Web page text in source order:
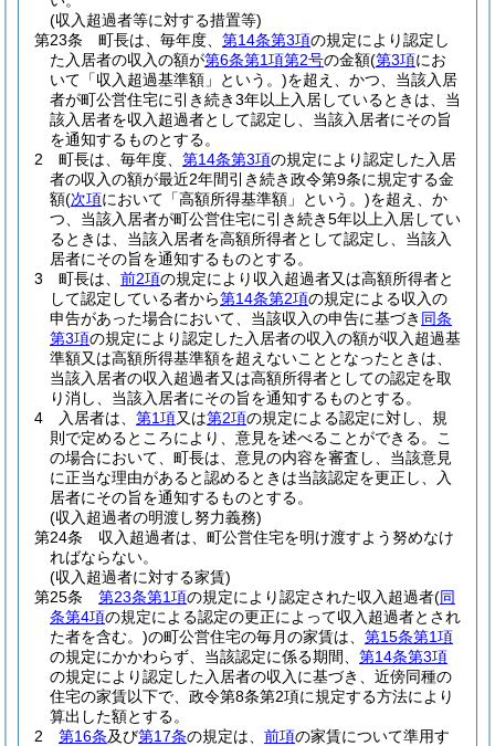
(収入超過者等に対する措置等)
第23条
町長は、毎年度、 第14条第3項の規定により認定し
た入居者の収入の額が第6条第1項第2号の金額(第3項にお
いて「収入超過基準額」という。)を超え、かつ、当該入居
者が町公営住宅に引き続き3年以上入居しているときは、当
該入居者を収入超過者として認定し、当該入居者にその旨
を通知するものとする。
2
町長は、毎年度、 第14条第3項の規定により認定した入居
者の収入の額が最近2年間引き続き政令第9条に規定する金
額(次項において「高額所得基準額」という。)を超え、か
つ、当該入居者が町公営住宅に引き続き5年以上入居してい
るときは、当該入居者を高額所得者として認定し、当該入
居者にその旨を通知するものとする。
3
町長は、 前2項の規定により収入超過者又は高額所得者と
して認定している者から第14条第2項の規定による収入の
申告があった場合において、当該収入の申告に基づき 同条
第3項の規定により認定した入居者の収入の額が収入超過基
準額又は高額所得基準額を超えないこととなったときは、
当該入居者の収入超過者又は高額所得者としての認定を取
り消し、当該入居者にその旨を通知するものとする。
4
入居者は、 第1項又は第2項の規定による認定に対し、規
則で定めるところにより、意見を述べることができる。
こ
の場合において、町長は、意見の内容を審査し、当該意見
に正当な理由があると認めるときは当該認定を更正し、入
居者にその旨を通知するものとする。
(収入超過者の明渡し努力義務)
第24条
収入超過者は、町公営住宅を明け渡すよう努めなけ
ればならない。
(収入超過者に対する家賃)
第25条
第23条第1項の規定により認定された収入超過者(同
条第4項の規定による認定の更正によって収入超過者とされ
た者を含む。)の町公営住宅の毎月の家賃は、 第15条第1項
の規定にかかわらず、当該認定に係る期間、 第14条第3項
の規定により認定した入居者の収入に基づき、近傍同種の
住宅の家賃以下で、政令第8条第2項に規定する方法により
算出した額とする。
2
第16条及び第17条の規定は、 前項の家賃について準用す